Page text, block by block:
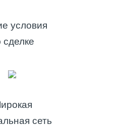
условия
сделке
сеть